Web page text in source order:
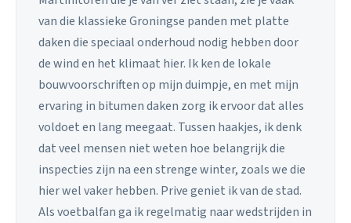
van die klassieke Groningse panden met platte
daken die speciaal onderhoud nodig hebben door
de wind en het klimaat hier. Ik ken de lokale
bouwvoorschriften op mijn duimpje, en met mijn
ervaring in bitumen daken zorg ik ervoor dat alles
voldoet en lang meegaat. Tussen haakjes, ik denk
dat veel mensen niet weten hoe belangrijk die
inspecties zijn na een strenge winter, zoals we die
hier wel vaker hebben. Prive geniet ik van de stad.
Als voetbalfan ga ik regelmatig naar wedstrijden in